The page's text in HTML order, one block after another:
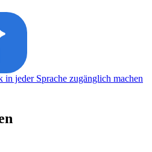
in jeder Sprache zugänglich machen